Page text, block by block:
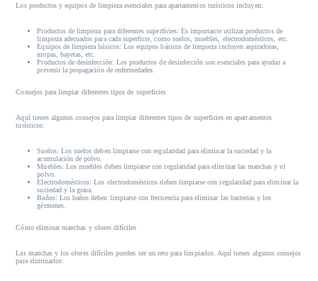
Los productos y equipos de limpieza esenciales para apartamentos turísticos incluyen:
Productos de limpieza para diferentes superficies: Es importante utilizar productos de
limpieza adecuados para cada superficie, como suelos, muebles, electrodomésticos, etc.
Equipos de limpieza básicos: Los equipos básicos de limpieza incluyen aspiradoras,
mopas, bayetas, etc.
Productos de desinfección: Los productos de desinfección son esenciales para ayudar a
prevenir la propagación de enfermedades.
Consejos para limpiar diferentes tipos de superficies
Aquí tienes algunos consejos para limpiar diferentes tipos de superficies en apartamentos
turísticos:
Suelos: Los suelos deben limpiarse con regularidad para eliminar la suciedad y la
acumulación de polvo.
Muebles: Los muebles deben limpiarse con regularidad para eliminar las manchas y el
polvo.
Electrodomésticos: Los electrodomésticos deben limpiarse con regularidad para eliminar la
suciedad y la grasa.
Baños: Los baños deben limpiarse con frecuencia para eliminar las bacterias y los
gérmenes.
Cómo eliminar manchas y olores difíciles
Las manchas y los olores difíciles pueden ser un reto para limpiarlos. Aquí tienes algunos consejos
para eliminarlos: